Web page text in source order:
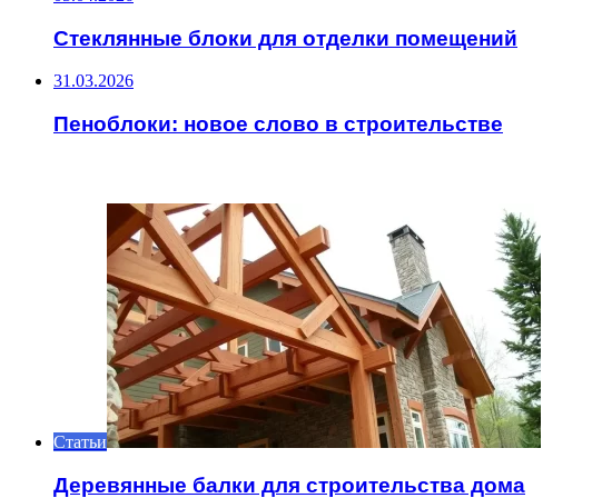
Стеклянные блоки для отделки помещений
31.03.2026
Пеноблоки: новое слово в строительстве
Статьи
Деревянные балки для строительства дома